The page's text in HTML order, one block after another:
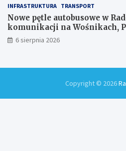
INFRASTRUKTURA TRANSPORT
Nowe pętle autobusowe w
komunikacji na Wośnikach,
Zamłyniu
6 sierpnia 2026
Copyright © 2026